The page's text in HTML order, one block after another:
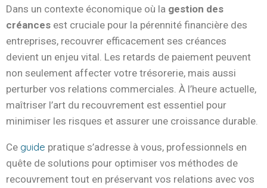
Dans un contexte économique où la gestion des
créances est cruciale pour la pérennité financière des
entreprises, recouvrer efficacement ses créances
devient un enjeu vital. Les retards de paiement peuvent
non seulement affecter votre trésorerie, mais aussi
perturber vos relations commerciales. À l’heure actuelle,
maîtriser l’art du recouvrement est essentiel pour
minimiser les risques et assurer une croissance durable.
Ce guide pratique s’adresse à vous, professionnels en
quête de solutions pour optimiser vos méthodes de
recouvrement tout en préservant vos relations avec vos